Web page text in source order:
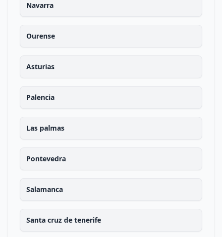
Navarra
Ourense
Asturias
Palencia
Las palmas
Pontevedra
Salamanca
Santa cruz de tenerife